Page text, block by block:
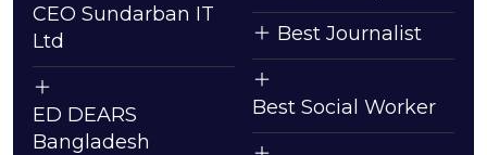
CEO Sundarban IT
Ltd
ED DEARS
Bangladesh
Best Journalist
Best Social Worker